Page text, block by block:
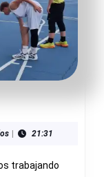
21:31
trabajando